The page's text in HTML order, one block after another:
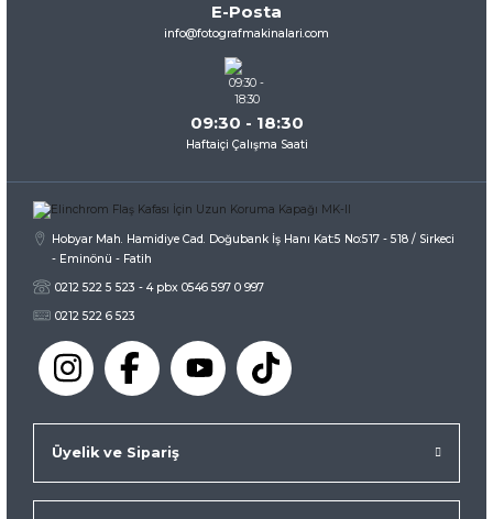
Ürün fiyatı diğer sitelerden daha pahalı.
E-Posta
info@fotografmakinalari.com
09:30 - 18:30
Haftaiçi Çalışma Saati
Hobyar Mah. Hamidiye Cad. Doğubank İş Hanı Kat:5 No:517 - 518 / Sirkeci
- Eminönü - Fatih
0212 522 5 523 - 4 pbx 0546 597 0 997
0212 522 6 523
Üyelik ve Sipariş